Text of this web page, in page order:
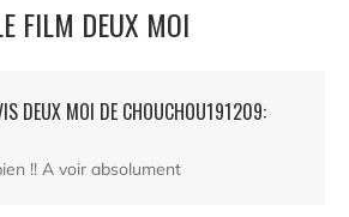
FILM DEUX MOI
DEUX MOI DE CHOUCHOU191209:
!! A voir absolument